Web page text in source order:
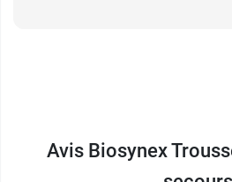
Avis Biosynex